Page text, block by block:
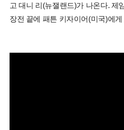
고 대니 리(뉴잴랜드)가 나온다. 제
장전 끝에 패튼 키자이어(미국)에